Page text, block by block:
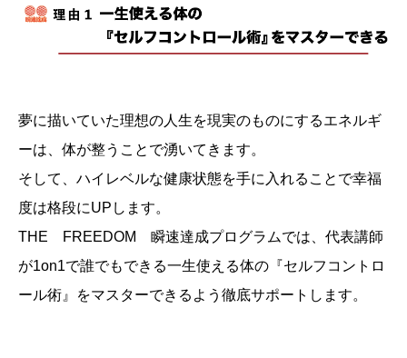
夢に描いていた理想の人生を現実のものにするエネルギ
ーは、体が整うことで湧いてきます。
そして、ハイレベルな健康状態を手に入れることで幸福
度は格段にUPします。
THE FREEDOM 瞬速達成プログラムでは、代表講師
が1on1で誰でもできる一生使える体の『セルフコントロ
ール術』をマスターできるよう徹底サポートします。